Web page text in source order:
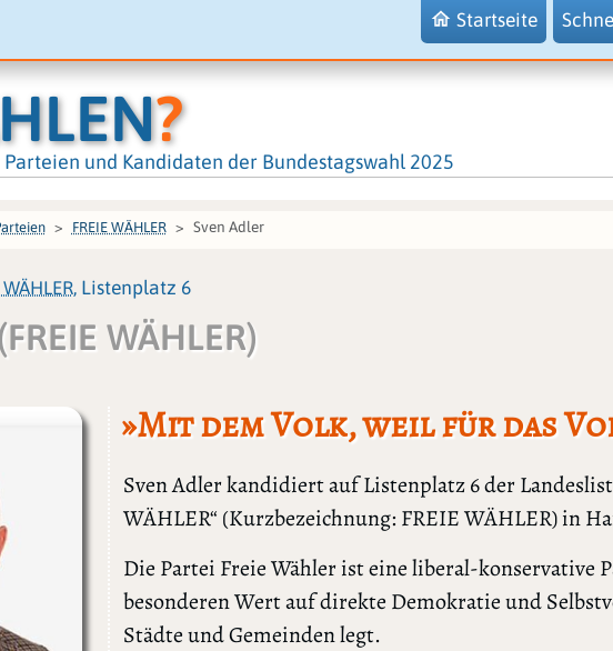
Startseite
?
und Kandidaten der Bundestagswahl 2025
FREIE WÄHLER Sven Adler
, Listenplatz 6
WÄHLER)
»Mit dem Volk, weil für das
Sven Adler kandidiert auf Listenplatz 6 der
WÄHLER“ (Kurzbezeichnung: FREIE WÄHLER) in
Die Partei Freie Wähler ist eine liberal-konservative
besonderen Wert auf direkte Demokratie und
Städte und Gemeinden legt.